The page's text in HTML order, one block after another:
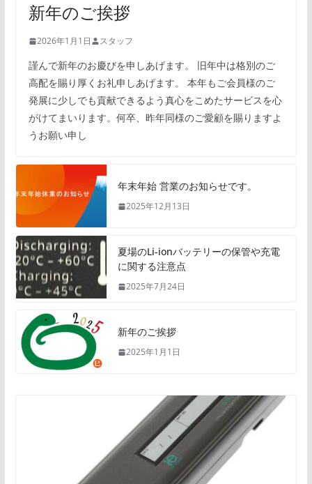
新年のご挨拶
2026年1月1日 スタッフ
謹んで新年のお慶びを申しあげます。 旧年中は格別のご
高配を賜り厚くお礼申しあげます。 本年もご会員様のご
発展に少しでも貢献できるよう真心をこめたサービスを心
がけてまいります。何卒、昨年同様のご愛顧を賜りますよ
うお願い申し
年末年始 営業のお知らせです。
2025年12月13日
夏場のLi-ionバッテリーの保管や充電
に関する注意点
2025年7月24日
新年のご挨拶
2025年1月1日